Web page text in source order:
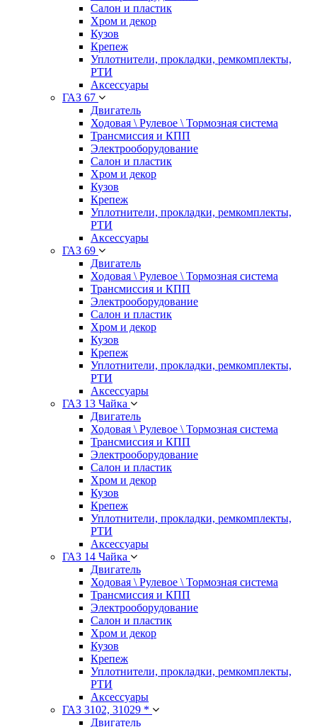
Салон и пластик
Хром и декор
Кузов
Крепеж
Уплотнители, прокладки, ремкомплекты,
РТИ
Аксессуары
ГАЗ 67
Двигатель
Ходовая \ Рулевое \ Тормозная система
Трансмиссия и КПП
Электрооборудование
Салон и пластик
Хром и декор
Кузов
Крепеж
Уплотнители, прокладки, ремкомплекты,
РТИ
Аксессуары
ГАЗ 69
Двигатель
Ходовая \ Рулевое \ Тормозная система
Трансмиссия и КПП
Электрооборудование
Салон и пластик
Хром и декор
Кузов
Крепеж
Уплотнители, прокладки, ремкомплекты,
РТИ
Аксессуары
ГАЗ 13 Чайка
Двигатель
Ходовая \ Рулевое \ Тормозная система
Трансмиссия и КПП
Электрооборудование
Салон и пластик
Хром и декор
Кузов
Крепеж
Уплотнители, прокладки, ремкомплекты,
РТИ
Аксессуары
ГАЗ 14 Чайка
Двигатель
Ходовая \ Рулевое \ Тормозная система
Трансмиссия и КПП
Электрооборудование
Салон и пластик
Хром и декор
Кузов
Крепеж
Уплотнители, прокладки, ремкомплекты,
РТИ
Аксессуары
ГАЗ 3102, 31029 *
Двигатель